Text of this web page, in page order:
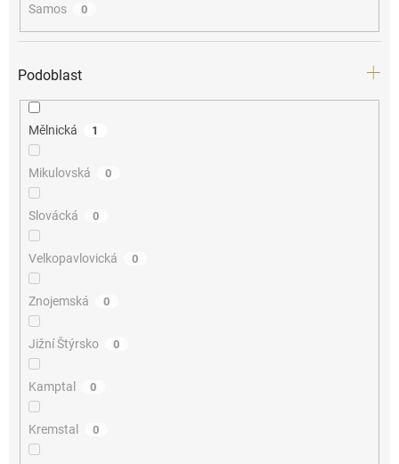
Samos 0
Podoblast
Mělnická 1
Mikulovská 0
Slovácká 0
Velkopavlovická 0
Znojemská 0
Jižní Štýrsko 0
Kamptal 0
Kremstal 0